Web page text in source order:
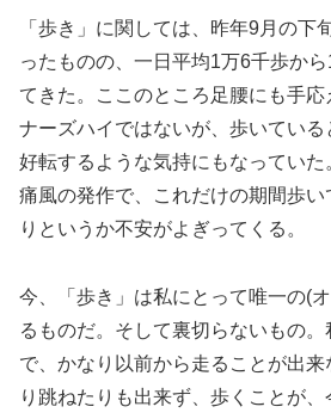
「歩き」に関しては、昨年9月の下
ったものの、一日平均1万6千歩か
てきた。ここのところ足腰にも手
ナーズハイではないが、歩いてい
好転するような気持にもなってい
痛風の発作で、これだけの期間歩
りというか不安がよぎってくる。
今、「歩き」は私にとって唯一の(
るものだ。そして裏切らないもの
で、かなり以前から走ることが出
り跳ねたりも出来ず、歩くことが